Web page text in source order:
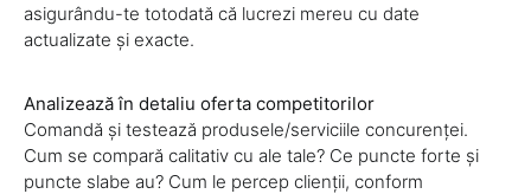
asigurându-te totodată că lucrezi mereu cu date
actualizate și exacte.
Analizează în detaliu oferta competitorilor
Comandă și testează produsele/serviciile concurenței.
Cum se compară calitativ cu ale tale? Ce puncte forte și
puncte slabe au? Cum le percep clienții, conform